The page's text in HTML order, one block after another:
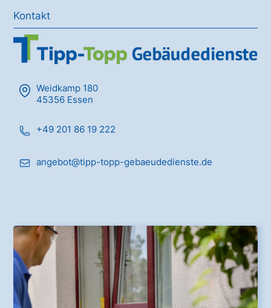
Kontakt
Weidkamp 180
45356 Essen
+49 201 86 19 222
angebot@tipp-topp-gebaeudedienste.de